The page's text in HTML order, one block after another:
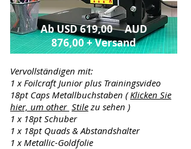
Ab USD 619,00 AUD
876,00 + Versand
Vervollständigen mit:
1 x Foilcraft Junior plus Trainingsvideo
18pt Caps Metallbuchstaben (Klicken Sie
hier, um other Stile zu sehen )
1 x 18pt Schuber
1 x 18pt Quads & Abstandshalter
1 x Metallic-Goldfolie